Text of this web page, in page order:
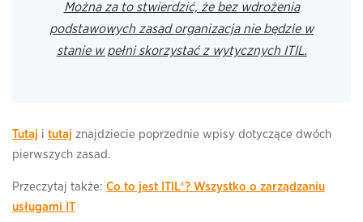
Można za to stwierdzić, że bez wdrożenia
podstawowych zasad organizacja nie będzie w
stanie w pełni skorzystać z wytycznych ITIL.
Tutaj i tutaj znajdziecie poprzednie wpisy dotyczące dwóch
pierwszych zasad.
Przeczytaj także: Co to jest ITIL®? Wszystko o zarządzaniu
usługami IT